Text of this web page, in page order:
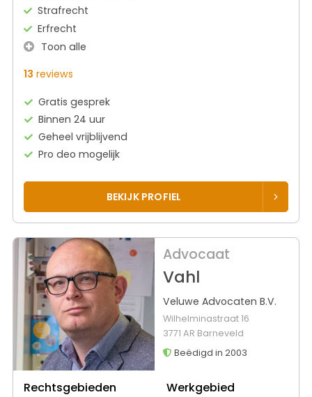
Strafrecht
Erfrecht
Toon alle
13 reviews
Gratis gesprek
Binnen 24 uur
Geheel vrijblijvend
Pro deo mogelijk
BEKIJK PROFIEL
Advocaat
Vahl
Veluwe Advocaten B.V.
Wilhelminastraat 16
3771 AR Barneveld
Beëdigd in 2003
Rechtsgebieden Werkgebied